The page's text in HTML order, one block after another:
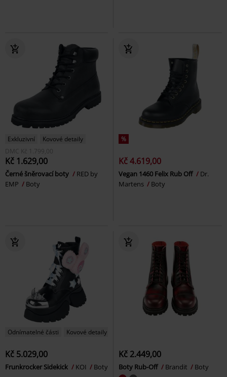
Exkluzivní
Kovové detaily
DMC
Kč 1.799,00
Kč 1.629,00
Černé šněrovací boty
RED by
EMP
Boty
%
Kč 4.619,00
Vegan 1460 Felix Rub Off
Dr.
Martens
Boty
Odnímatelné části Kovové detaily
Kč 5.029,00
Frunkrocker Sidekick KOI Boty
Kč 2.449,00
Boty Rub-Off Brandit Boty